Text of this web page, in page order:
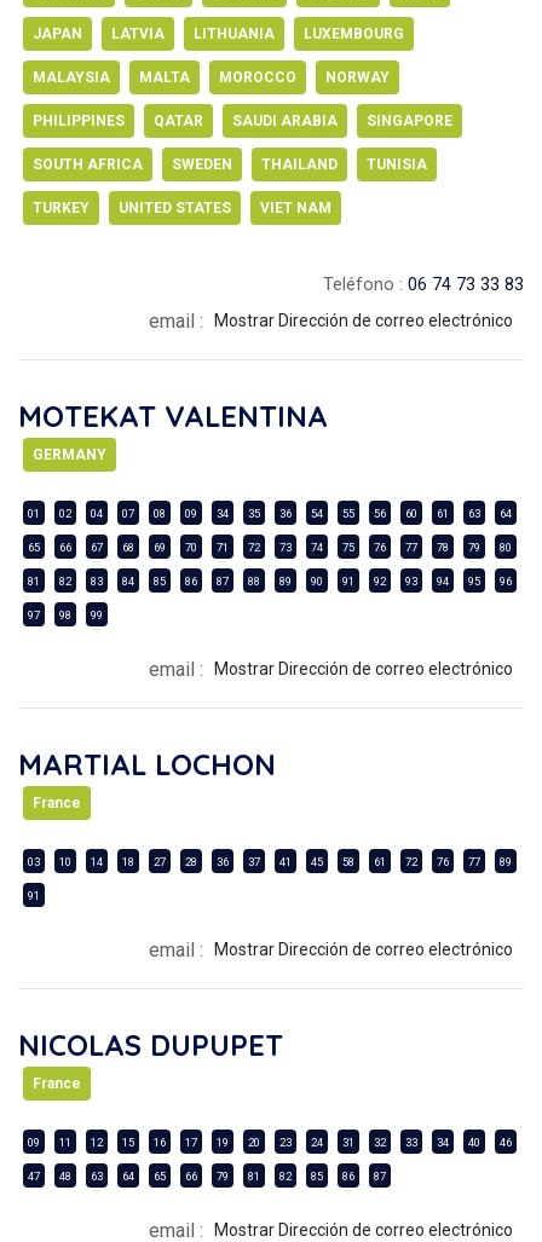
JAPAN LATVIA LITHUANIA LUXEMBOURG
MALAYSIA MALTA MOROCCO NORWAY
PHILIPPINES QATAR SAUDI ARABIA SINGAPORE
SOUTH AFRICA SWEDEN THAILAND TUNISIA
TURKEY UNITED STATES VIET NAM
Teléfono : 06 74 73 33 83
email : Mostrar Dirección de correo electrónico
MOTEKAT VALENTINA
GERMANY
01 02 04 07 08 09 34 35 36 54 55 56 60 61 63 64
65 66 67 68 69 70 71 72 73 74 75 76 77 78 79 80
81 82 83 84 85 86 87 88 89 90 91 92 93 94 95 96
97 98 99
email : Mostrar Dirección de correo electrónico
MARTIAL LOCHON
France
03 10 14 18 27 28 36 37 41 45 58 61 72 76 77 89
91
email : Mostrar Dirección de correo electrónico
NICOLAS DUPUPET
France
09 11 12 15 16 17 19 20 23 24 31 32 33 34 40 46
47 48 63 64 65 66 79 81 82 85 86 87
email : Mostrar Dirección de correo electrónico